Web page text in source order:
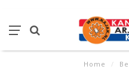
Home /